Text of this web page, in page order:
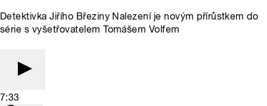
Detektivka Jiřího Březiny Nalezení je novým přírůstkem do
série s vyšetřovatelem Tomášem Volfem
7:33